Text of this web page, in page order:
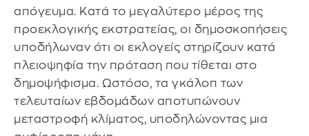
απόγευμα. Κατά το μεγαλύτερο μέρος της
προεκλογικής εκστρατείας, οι δημοσκοπήσεις
υποδήλωναν ότι οι εκλογείς στηρίζουν κατά
πλειοψηφία την πρόταση που τίθεται στο
δημοψήφισμα. Ωστόσο, τα γκάλοπ των
τελευταίων εβδομάδων αποτυπώνουν
μεταστροφή κλίματος, υποδηλώνοντας μια